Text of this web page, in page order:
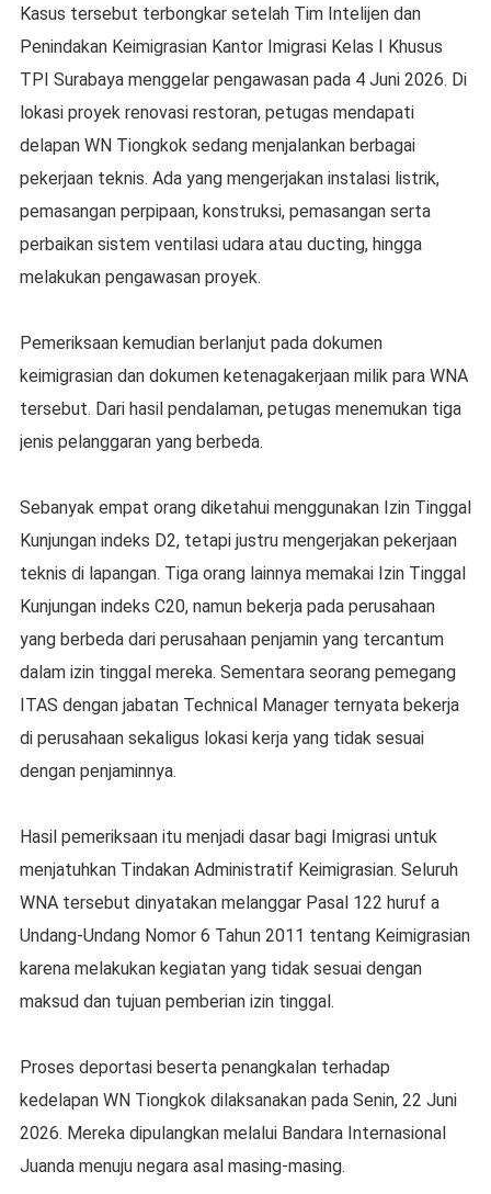
Kasus tersebut terbongkar setelah Tim Intelijen dan
Penindakan Keimigrasian Kantor Imigrasi Kelas I Khusus
TPI Surabaya menggelar pengawasan pada 4 Juni 2026. Di
lokasi proyek renovasi restoran, petugas mendapati
delapan WN Tiongkok sedang menjalankan berbagai
pekerjaan teknis. Ada yang mengerjakan instalasi listrik,
pemasangan perpipaan, konstruksi, pemasangan serta
perbaikan sistem ventilasi udara atau ducting, hingga
melakukan pengawasan proyek.
Pemeriksaan kemudian berlanjut pada dokumen
keimigrasian dan dokumen ketenagakerjaan milik para WNA
tersebut. Dari hasil pendalaman, petugas menemukan tiga
jenis pelanggaran yang berbeda.
Sebanyak empat orang diketahui menggunakan Izin Tinggal
Kunjungan indeks D2, tetapi justru mengerjakan pekerjaan
teknis di lapangan. Tiga orang lainnya memakai Izin Tinggal
Kunjungan indeks C20, namun bekerja pada perusahaan
yang berbeda dari perusahaan penjamin yang tercantum
dalam izin tinggal mereka. Sementara seorang pemegang
ITAS dengan jabatan Technical Manager ternyata bekerja
di perusahaan sekaligus lokasi kerja yang tidak sesuai
dengan penjaminnya.
Hasil pemeriksaan itu menjadi dasar bagi Imigrasi untuk
menjatuhkan Tindakan Administratif Keimigrasian. Seluruh
WNA tersebut dinyatakan melanggar Pasal 122 huruf a
Undang-Undang Nomor 6 Tahun 2011 tentang Keimigrasian
karena melakukan kegiatan yang tidak sesuai dengan
maksud dan tujuan pemberian izin tinggal.
Proses deportasi beserta penangkalan terhadap
kedelapan WN Tiongkok dilaksanakan pada Senin, 22 Juni
2026. Mereka dipulangkan melalui Bandara Internasional
Juanda menuju negara asal masing-masing.